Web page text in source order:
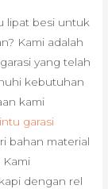
lipat besi untuk
Kami adalah
yang telah
kebutuhan
kami
garasi
bahan material
Kami
dengan rel